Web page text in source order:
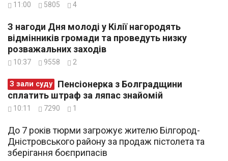
11:00 5805 4
З нагоди Дня молоді у Кілії нагородять
відмінників громади та проведуть низку
розважальних заходів
10:37 9558 2
З зали суду
сплатить штраф за ляпас знайомій
10:11 7290 1
До 7 років тюрми загрожує жителю Білгород-
Дністровського району за продаж пістолета та
зберігання боєприпасів